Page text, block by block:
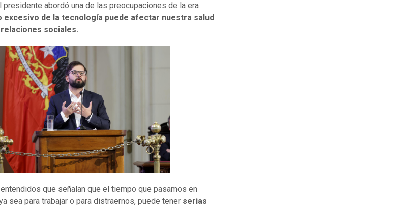
presidente abordó una de las preocupaciones de la era
excesivo de la tecnología puede afectar nuestra salud
sociales.
que señalan que el tiempo que pasamos en
sea para trabajar o para distraernos, puede tener serias